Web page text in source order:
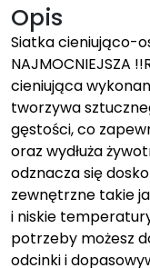
Opis
Siatka cieniująco-
NAJMOCNIEJSZA
cieniująca
tworzywa
gęstości, co
oraz wydłuża
odznacza się
zewnętrzne takie
i niskie
potrzeby możesz
odcinki i